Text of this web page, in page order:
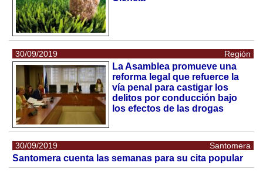
30/09/2019 Región
La Asamblea promueve una
reforma legal que refuerce la
vía penal para castigar los
delitos por conducción bajo
los efectos de las drogas
30/09/2019 Santomera
Santomera cuenta las semanas para su cita popular